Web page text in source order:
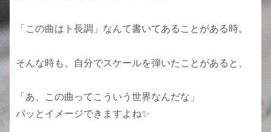
「この曲はト長調」なんて書いてあることがある時。
そんな時も、自分でスケールを弾いたことがあると、
「あ、この曲ってこういう世界なんだな」
パッとイメージできますよね✨